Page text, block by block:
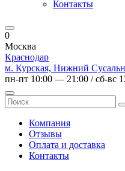
Контакты
0
Москва
Краснодар
м. Курская, Нижний
пн-пт 10:00 — 21:00 / сб-вс
Компания
Отзывы
Оплата и доставка
Контакты